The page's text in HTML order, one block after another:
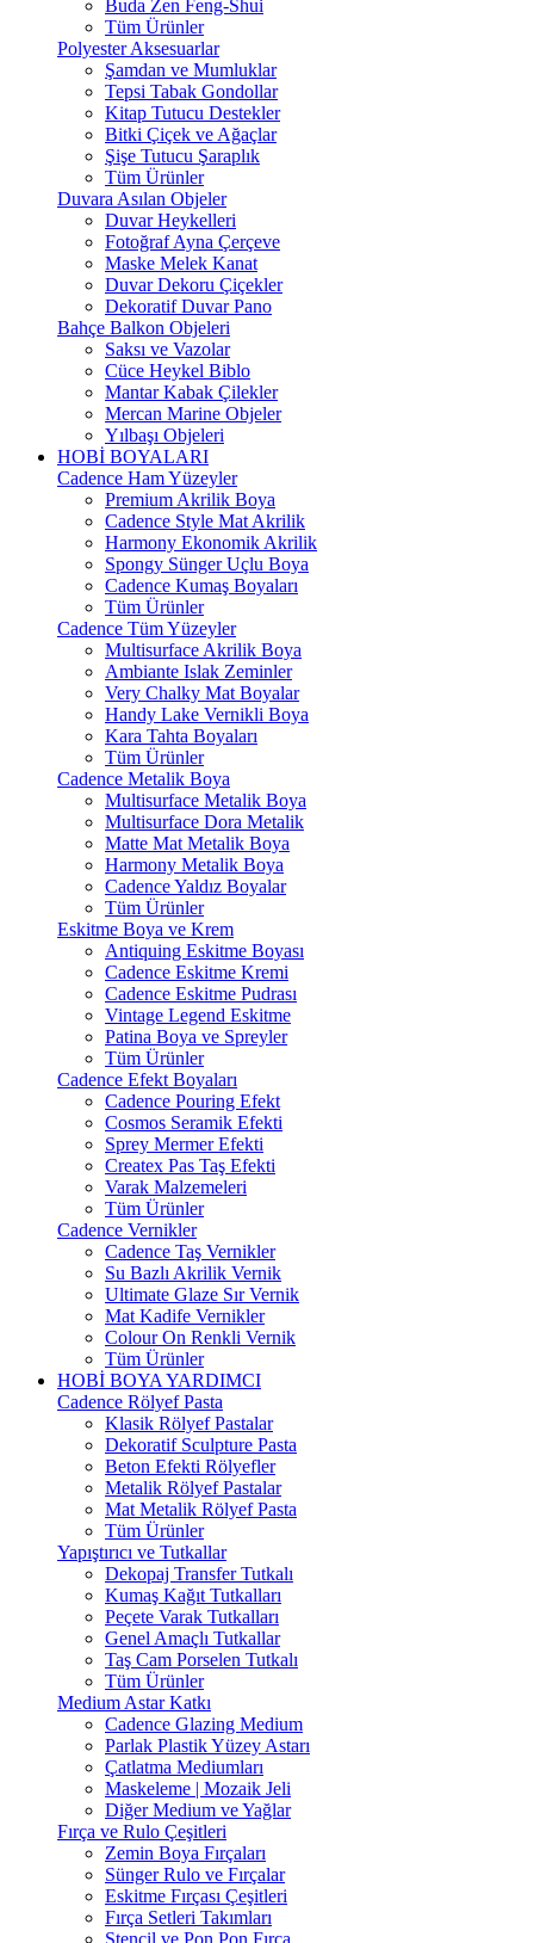
Buda Zen Feng-Shui
Tüm Ürünler
Polyester Aksesuarlar
Şamdan ve Mumluklar
Tepsi Tabak Gondollar
Kitap Tutucu Destekler
Bitki Çiçek ve Ağaçlar
Şişe Tutucu Şaraplık
Tüm Ürünler
Duvara Asılan Objeler
Duvar Heykelleri
Fotoğraf Ayna Çerçeve
Maske Melek Kanat
Duvar Dekoru Çiçekler
Dekoratif Duvar Pano
Bahçe Balkon Objeleri
Saksı ve Vazolar
Cüce Heykel Biblo
Mantar Kabak Çilekler
Mercan Marine Objeler
Yılbaşı Objeleri
HOBİ BOYALARI
Cadence Ham Yüzeyler
Premium Akrilik Boya
Cadence Style Mat Akrilik
Harmony Ekonomik Akrilik
Spongy Sünger Uçlu Boya
Cadence Kumaş Boyaları
Tüm Ürünler
Cadence Tüm Yüzeyler
Multisurface Akrilik Boya
Ambiante Islak Zeminler
Very Chalky Mat Boyalar
Handy Lake Vernikli Boya
Kara Tahta Boyaları
Tüm Ürünler
Cadence Metalik Boya
Multisurface Metalik Boya
Multisurface Dora Metalik
Matte Mat Metalik Boya
Harmony Metalik Boya
Cadence Yaldız Boyalar
Tüm Ürünler
Eskitme Boya ve Krem
Antiquing Eskitme Boyası
Cadence Eskitme Kremi
Cadence Eskitme Pudrası
Vintage Legend Eskitme
Patina Boya ve Spreyler
Tüm Ürünler
Cadence Efekt Boyaları
Cadence Pouring Efekt
Cosmos Seramik Efekti
Sprey Mermer Efekti
Createx Pas Taş Efekti
Varak Malzemeleri
Tüm Ürünler
Cadence Vernikler
Cadence Taş Vernikler
Su Bazlı Akrilik Vernik
Ultimate Glaze Sır Vernik
Mat Kadife Vernikler
Colour On Renkli Vernik
Tüm Ürünler
HOBİ BOYA YARDIMCI
Cadence Rölyef Pasta
Klasik Rölyef Pastalar
Dekoratif Sculpture Pasta
Beton Efekti Rölyefler
Metalik Rölyef Pastalar
Mat Metalik Rölyef Pasta
Tüm Ürünler
Yapıştırıcı ve Tutkallar
Dekopaj Transfer Tutkalı
Kumaş Kağıt Tutkalları
Peçete Varak Tutkalları
Genel Amaçlı Tutkallar
Taş Cam Porselen Tutkalı
Tüm Ürünler
Medium Astar Katkı
Cadence Glazing Medium
Parlak Plastik Yüzey Astarı
Çatlatma Mediumları
Maskeleme | Mozaik Jeli
Diğer Medium ve Yağlar
Fırça ve Rulo Çeşitleri
Zemin Boya Fırçaları
Sünger Rulo ve Fırçalar
Eskitme Fırçası Çeşitleri
Fırça Setleri Takımları
Stencil ve Pon Pon Fırça